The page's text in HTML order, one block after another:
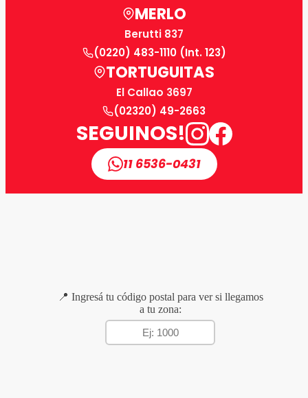
MERLO
Berutti 837
(0220) 483-1110 (Int. 123)
TORTUGUITAS
El Callao 3697
(02320) 49-2663
SEGUINOS!
11 6536-0431
📍 Ingresá tu código postal para ver si llegamos
a tu zona: